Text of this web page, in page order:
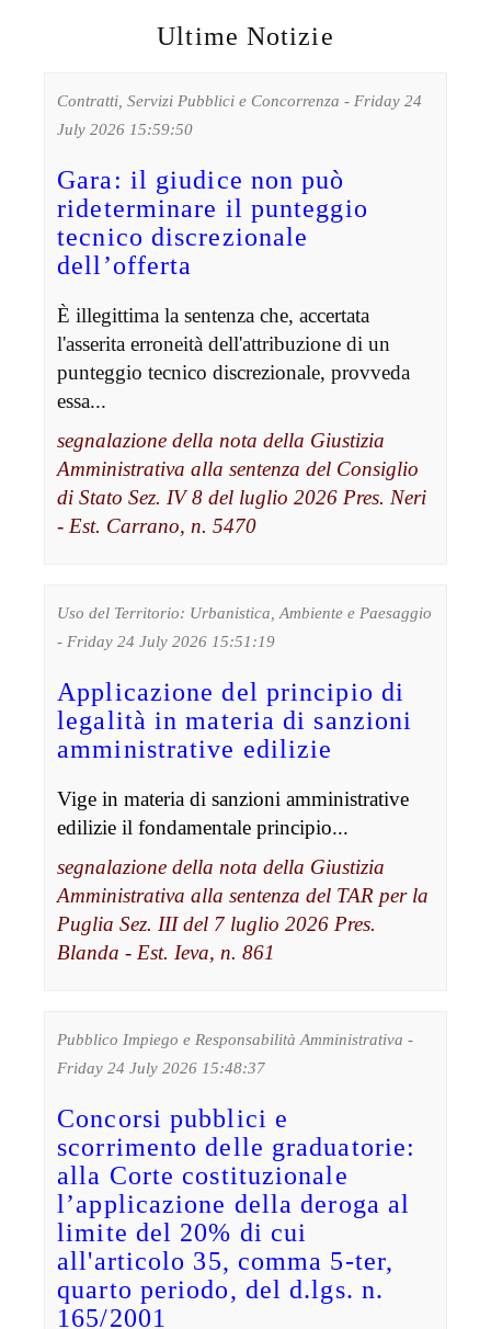
Ultime Notizie
Contratti, Servizi Pubblici e Concorrenza - Friday 24
July 2026 15:59:50
Gara: il giudice non può
rideterminare il punteggio
tecnico discrezionale
dell’offerta
È illegittima la sentenza che, accertata
l'asserita erroneità dell'attribuzione di un
punteggio tecnico discrezionale, provveda
essa...
segnalazione della nota della Giustizia
Amministrativa alla sentenza del Consiglio
di Stato Sez. IV 8 del luglio 2026 Pres. Neri
- Est. Carrano, n. 5470
Uso del Territorio: Urbanistica, Ambiente e Paesaggio
- Friday 24 July 2026 15:51:19
Applicazione del principio di
legalità in materia di sanzioni
amministrative edilizie
Vige in materia di sanzioni amministrative
edilizie il fondamentale principio...
segnalazione della nota della Giustizia
Amministrativa alla sentenza del TAR per la
Puglia Sez. III del 7 luglio 2026 Pres.
Blanda - Est. Ieva, n. 861
Pubblico Impiego e Responsabilità Amministrativa -
Friday 24 July 2026 15:48:37
Concorsi pubblici e
scorrimento delle graduatorie:
alla Corte costituzionale
l’applicazione della deroga al
limite del 20% di cui
all'articolo 35, comma 5-ter,
quarto periodo, del d.lgs. n.
165/2001